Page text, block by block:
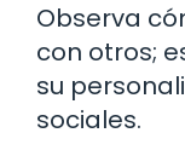
Observa
con otros;
su
sociales.